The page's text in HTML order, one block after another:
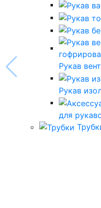
Рукав
Рукав
для